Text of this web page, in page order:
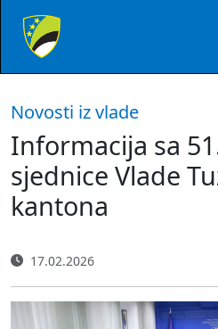
Novosti iz vlade
Informacija sa
sjednice Vlade
kantona
17.02.2026